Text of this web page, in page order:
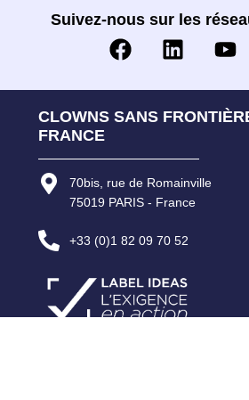
Suivez-nous sur les
CLOWNS SANS
FRANCE
70bis, rue de Romainville
75019 PARIS - France
+33 (0)1 82 09 70 52